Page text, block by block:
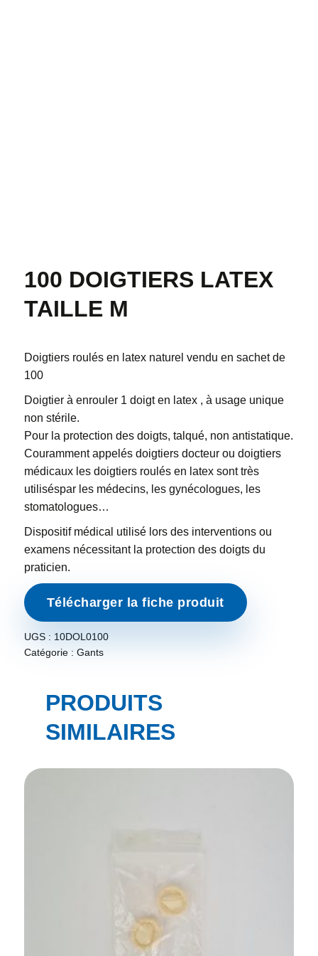
100 DOIGTIERS LATEX
TAILLE M
Doigtiers roulés en latex naturel vendu en sachet de
100
Doigtier à enrouler 1 doigt en latex , à usage unique
non stérile.
Pour la protection des doigts, talqué, non antistatique.
Couramment appelés doigtiers docteur ou doigtiers
médicaux les doigtiers roulés en latex sont très
utiliséspar les médecins, les gynécologues, les
stomatologues…
Dispositif médical utilisé lors des interventions ou
examens nécessitant la protection des doigts du
praticien.
Télécharger la fiche produit
UGS : 10DOL0100
Catégorie : Gants
PRODUITS
SIMILAIRES